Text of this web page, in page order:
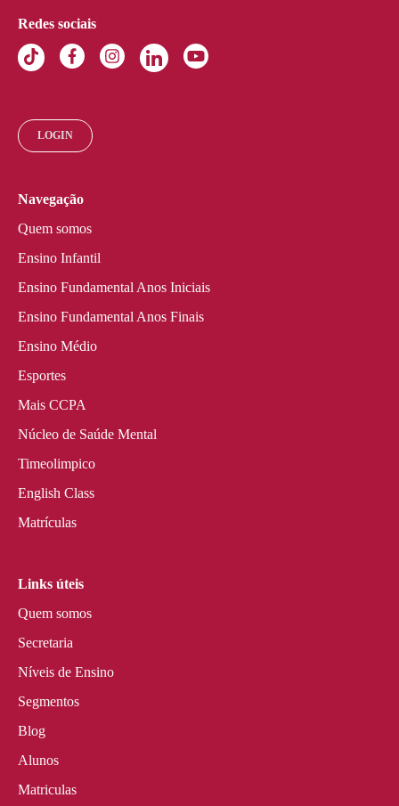
Redes sociais
LOGIN
Navegação
Quem somos
Ensino Infantil
Ensino Fundamental Anos Iniciais
Ensino Fundamental Anos Finais
Ensino Médio
Esportes
Mais CCPA
Núcleo de Saúde Mental
Timeolimpico
English Class
Matrículas
Links úteis
Quem somos
Secretaria
Níveis de Ensino
Segmentos
Blog
Alunos
Matriculas